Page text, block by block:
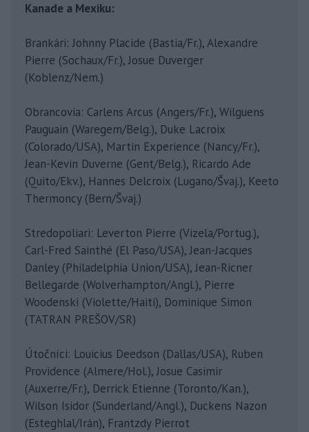
Kanade a Mexiku:
Brankári: Johnny Placide (Bastia/Fr.), Alexandre
Pierre (Sochaux/Fr.), Josue Duverger
(Koblenz/Nem.)
Obrancovia: Carlens Arcus (Angers/Fr.), Wilguens
Pauguain (Waregem/Belg.), Duke Lacroix
(Colorado/USA), Martin Experience (Nancy/Fr.),
Jean-Kevin Duverne (Gent/Belg.), Ricardo Ade
(Quito/Ekv.), Hannes Delcroix (Lugano/Švaj.), Keeto
Thermoncy (Bern/Švaj.)
Stredopoliari: Leverton Pierre (Vizela/Portug.),
Carl-Fred Sainthé (El Paso/USA), Jean-Jacques
Danley (Philadelphia Union/USA), Jean-Ricner
Bellegarde (Wolverhampton/Angl.), Pierre
Woodenski (Violette/Haiti), Dominique Simon
(TATRAN PREŠOV/SR)
Útočníci: Louicius Deedson (Dallas/USA), Ruben
Providence (Almere/Hol.), Josue Casimir
(Auxerre/Fr.), Derrick Etienne (Toronto/Kan.),
Wilson Isidor (Sunderland/Angl.), Duckens Nazon
(Esteghlal/Irán), Frantzdy Pierrot